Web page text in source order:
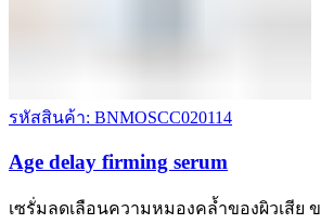
รหัสสินค้า: BNMOSCC020114
Age delay firming serum
เซรั่มลดเลือนความหมองคล้ำของผิวเสีย